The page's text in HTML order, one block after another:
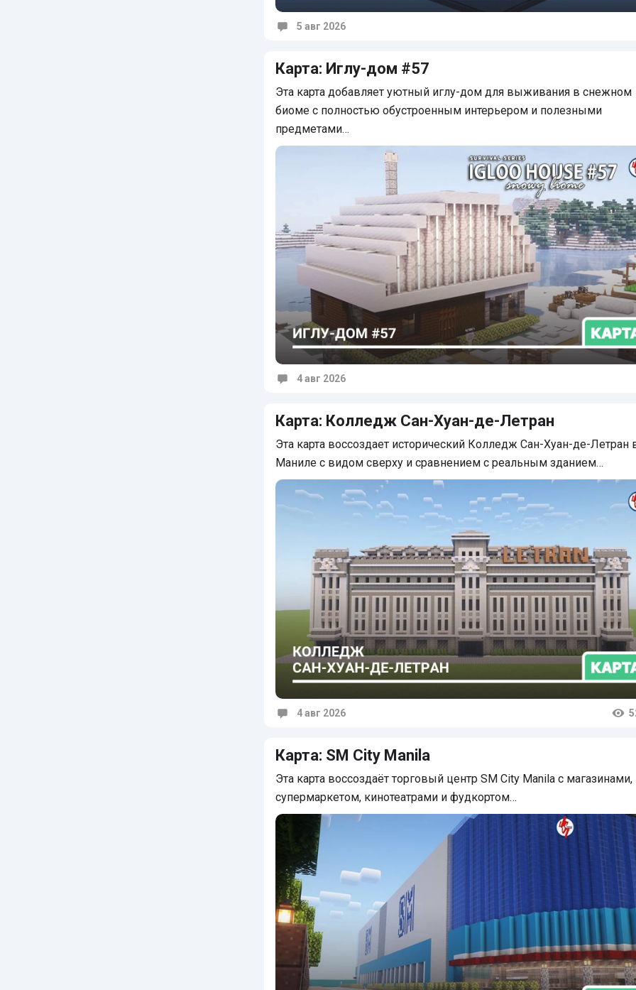
5 авг 2026
Карта: Иглу-дом #57
Эта карта добавляет уютный иглу-дом для выживания в снежном
биоме с полностью обустроенным интерьером и полезными
предметами…
4 авг 2026
Карта: Колледж Сан-Хуан-де-Летран
Эта карта воссоздает исторический Колледж Сан-Хуан-де-Летран
Маниле с видом сверху и сравнением с реальным зданием…
4 авг 2026
Карта: SM City Manila
Эта карта воссоздаёт торговый центр SM City Manila с магазинами,
супермаркетом, кинотеатрами и фудкортом…